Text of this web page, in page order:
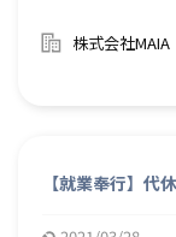
株式会社MAIA
【就業奉行】代